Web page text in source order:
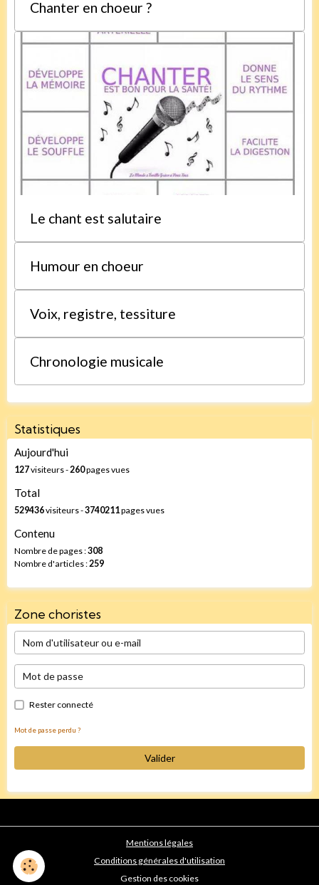
Chanter en choeur ?
Le chant est salutaire
Humour en choeur
Voix, registre, tessiture
Chronologie musicale
Statistiques
Aujourd'hui
127visiteurs - 260pages vues
Total
529436visiteurs -3740211pages vues
Contenu
Nombre de pages :308
Nombre d'articles : 259
Zone choristes
Rester connecté
Mot de passe perdu ?
Valider
Mentions légales
Conditions générales d'utilisation
Gestion des cookies